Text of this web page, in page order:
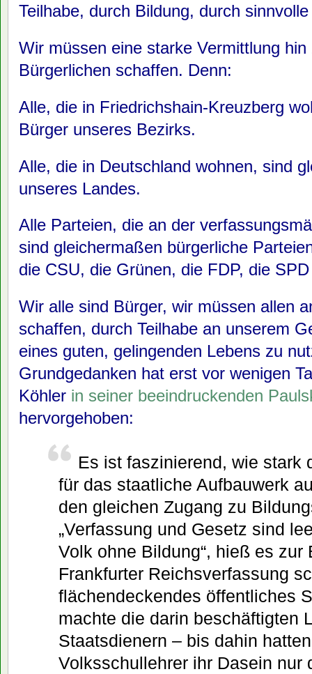
Teilhabe, durch Bildung, durch
Wir müssen eine starke Vermittlung
Bürgerlichen schaffen. Denn:
Alle, die in Friedrichshain-Kreuzberg
Bürger unseres Bezirks.
Alle, die in Deutschland wohnen, sind
unseres Landes.
Alle Parteien, die an der
sind gleichermaßen bürgerliche
die CSU, die Grünen, die FDP, die
Wir alle sind Bürger, wir müssen allen
schaffen, durch Teilhabe an unserem
eines guten, gelingenden Lebens zu
Grundgedanken hat erst vor wenigen
Köhler in seiner beeindruckenden
hervorgehoben:
Es ist faszinierend, wie stark
für das staatliche Aufbauwerk
den gleichen Zugang zu
„Verfassung und Gesetz sind
Volk ohne Bildung“, hieß es zur
Frankfurter Reichsverfassung
flächendeckendes öffentliches
machte die darin beschäftigten
Staatsdienern – bis dahin
Volksschullehrer ihr Dasein nur